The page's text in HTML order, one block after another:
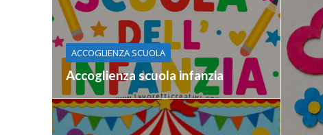
ACCOGLIENZA SCUOLA
Accoglienza scuola infanzia